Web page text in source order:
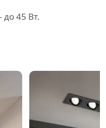
45 Вт.